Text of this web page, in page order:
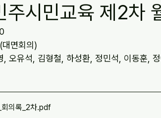
시민교육 제2차
면회의)
오유석, 김형철, 하성환, 정민석, 이동훈,
의록_2차.pdf